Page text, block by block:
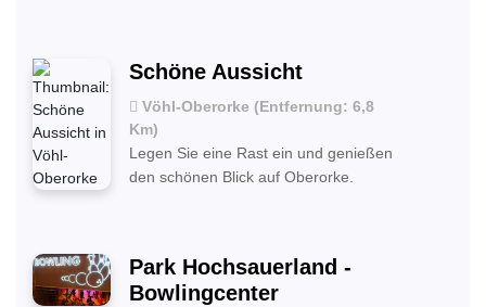
Schöne Aussicht
Vöhl-Oberorke (Entfernung: 6,8
Km)
Legen Sie eine Rast ein und genießen
den schönen Blick auf Oberorke.
Park Hochsauerland -
Bowlingcenter